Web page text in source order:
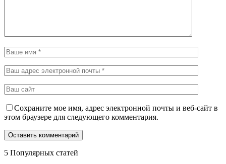
Сохраните мое имя, адрес электронной почты и веб-сайт в
этом браузере для следующего комментария.
5 Популярных статей